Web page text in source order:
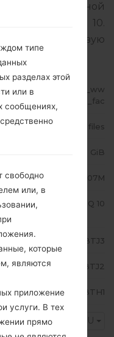
операционной
Android Q 10.
прошить стоковую
fbi6tqle_fac
4 files
2.43 GiB
Samsung SM-A107M
Android Q 10
A107MUBU5BTJ3
A107MOWM5BTJ2
A107MUBU5BTH1
CGU
типе
разделах этой
или в
сообщениях,
свободно
или, в
которые
являются
приложение
услуги. В тех
прямо